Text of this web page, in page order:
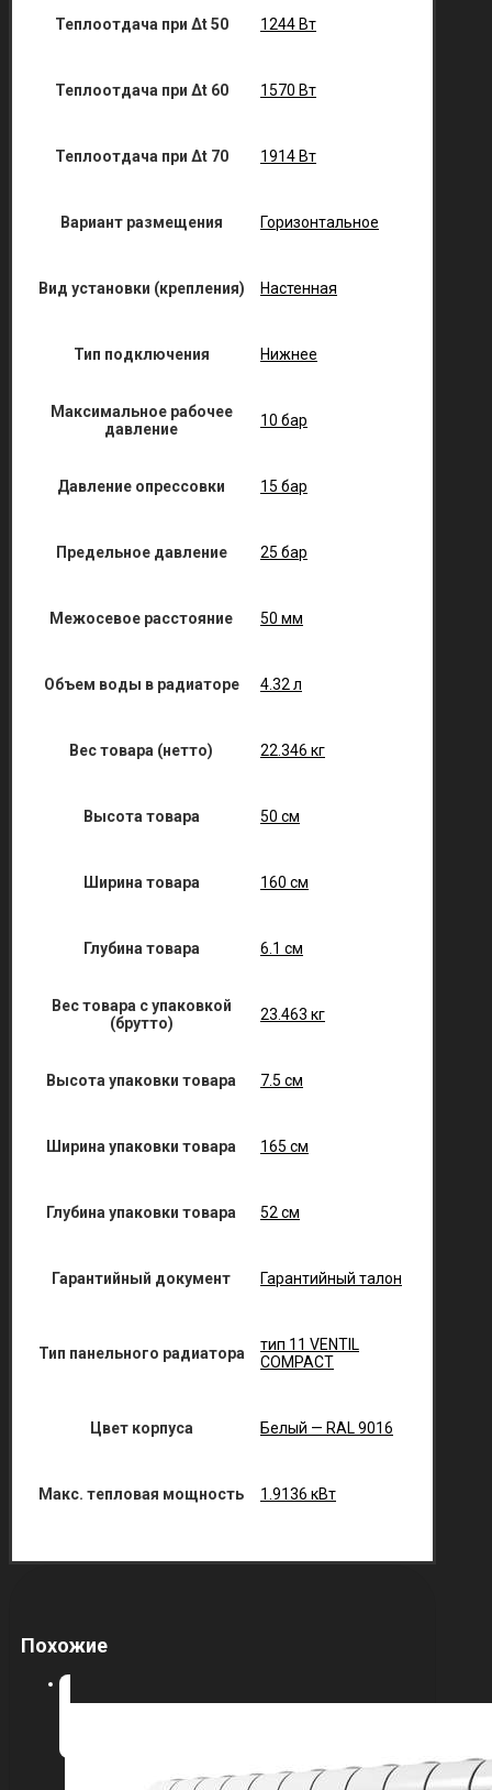
Теплоотдача при Δt 50 1244 Вт
Теплоотдача при Δt 60 1570 Вт
Теплоотдача при Δt 70 1914 Вт
Вариант размещения Горизонтальное
Вид установки (крепления) Настенная
Тип подключения Нижнее
Максимальное рабочее
давление
10 бар
Давление опрессовки 15 бар
Предельное давление 25 бар
Межосевое расстояние 50 мм
Объем воды в радиаторе 4.32 л
Вес товара (нетто) 22.346 кг
Высота товара 50 см
Ширина товара 160 см
Глубина товара 6.1 см
Вес товара с упаковкой
(брутто)
23.463 кг
Высота упаковки товара 7.5 см
Ширина упаковки товара 165 см
Глубина упаковки товара 52 см
Гарантийный документ Гарантийный талон
Тип панельного радиатора
тип 11 VENTIL
COMPACT
Цвет корпуса Белый — RAL 9016
Макс. тепловая мощность 1.9136 кВт
Похожие